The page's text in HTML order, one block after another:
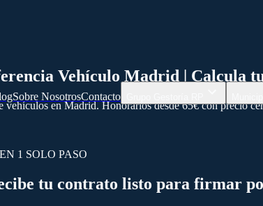
Sobre NosotrosContacto
Vehículo Madrid | Calcula
vehículos en Madrid. Honorarios desde 65€ con precio
1 SOLO PASO
tu contrato listo para firmar